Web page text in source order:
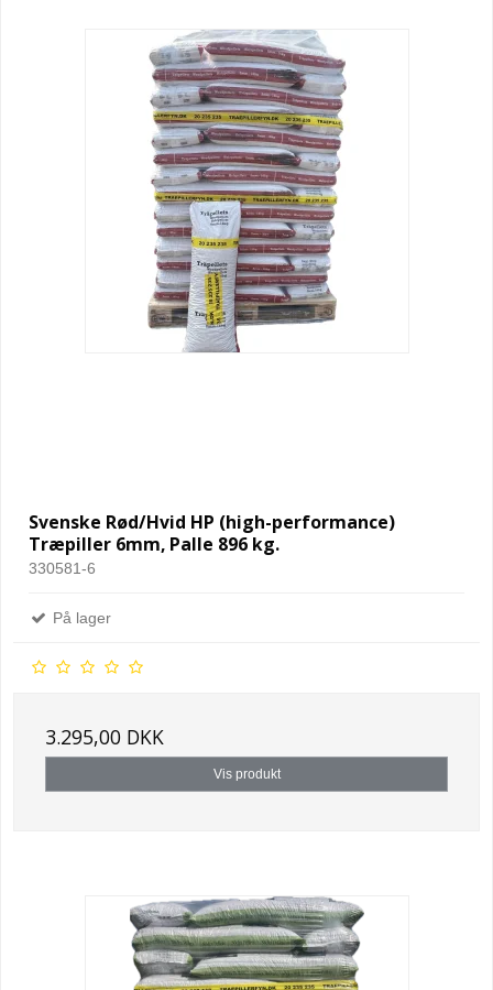
Svenske Rød/Hvid HP (high-performance)
Træpiller 6mm, Palle 896 kg.
330581-6
På lager
3.295,00 DKK
Vis produkt